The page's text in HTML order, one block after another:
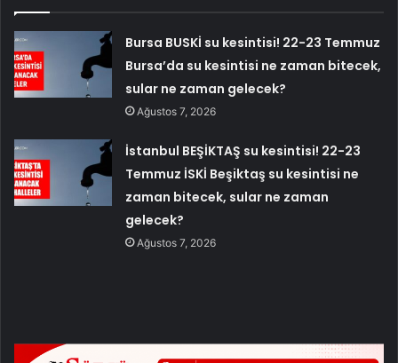
Bursa BUSKİ su kesintisi! 22-23 Temmuz
Bursa’da su kesintisi ne zaman bitecek,
sular ne zaman gelecek?
Ağustos 7, 2026
İstanbul BEŞİKTAŞ su kesintisi! 22-23
Temmuz İSKİ Beşiktaş su kesintisi ne
zaman bitecek, sular ne zaman
gelecek?
Ağustos 7, 2026